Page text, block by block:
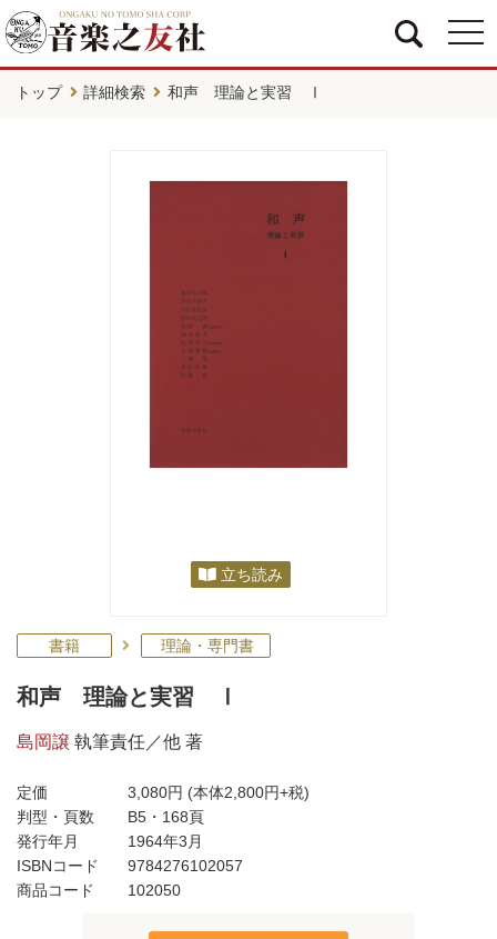
トップ 詳細検索 和声 理論と実習 Ⅰ
立ち読み
書籍 理論・専門書
和声 理論と実習 Ⅰ
島岡譲 執筆責任／他 著
定価 3,080円 (本体2,800円+税)
判型・頁数
B5・168頁
発行年月
1964年3月
ISBNコード
9784276102057
商品コード
102050